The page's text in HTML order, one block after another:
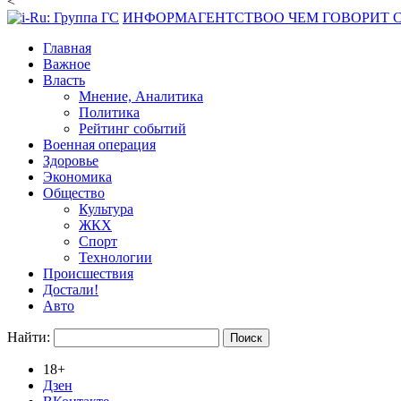
ИНФОРМАГЕНТСТВОО ЧЕМ ГОВОРИТ
Главная
Важное
Власть
Мнение, Аналитика
Политика
Рейтинг событий
Военная операция
Здоровье
Экономика
Общество
Культура
ЖКХ
Спорт
Технологии
Происшествия
Достали!
Авто
Найти:
18+
Дзен